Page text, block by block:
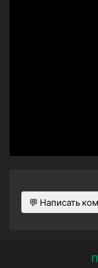
4 сезон 3 серия
1 января 2018
💬 Написать